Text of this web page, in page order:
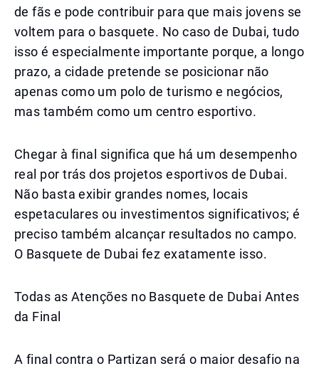
de fãs e pode contribuir para que mais jovens se
voltem para o basquete. No caso de Dubai, tudo
isso é especialmente importante porque, a longo
prazo, a cidade pretende se posicionar não
apenas como um polo de turismo e negócios,
mas também como um centro esportivo.
Chegar à final significa que há um desempenho
real por trás dos projetos esportivos de Dubai.
Não basta exibir grandes nomes, locais
espetaculares ou investimentos significativos; é
preciso também alcançar resultados no campo.
O Basquete de Dubai fez exatamente isso.
Todas as Atenções no Basquete de Dubai Antes
da Final
A final contra o Partizan será o maior desafio na